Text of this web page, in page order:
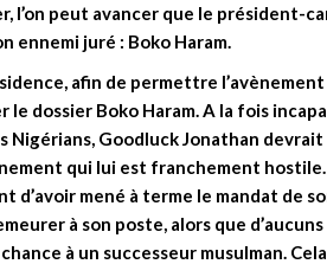
l’on peut avancer que le président-
ennemi juré : Boko Haram.
afin de permettre
dossier Boko Haram. A la fois
Nigérians, Goodluck Jonathan devrait
qui lui est franchement
d’avoir mené à terme le mandat de
à son poste, alors que
à un successeur musulman.